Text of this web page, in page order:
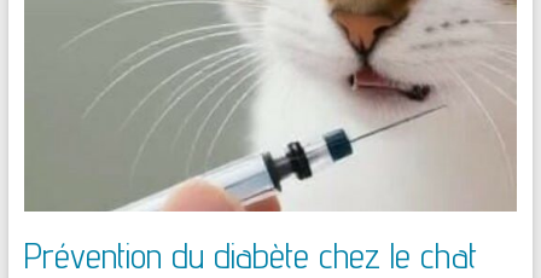
Prévention du diabète chez le chat